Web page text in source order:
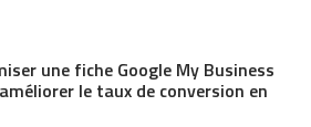
une fiche Google My Business
le taux de conversion en